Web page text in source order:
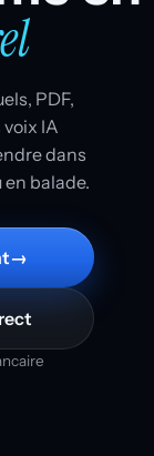
PDF,
IA
dans
balade.
→